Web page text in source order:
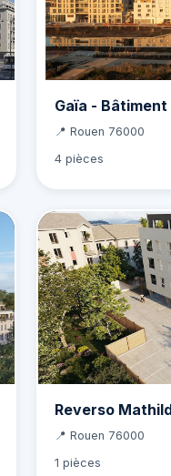
Gaïa - Bâtiment
📍 Rouen 76000
4 pièces
Reverso
📍 Rouen 76000
1 pièces